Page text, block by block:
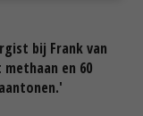
bij Frank van
en 60